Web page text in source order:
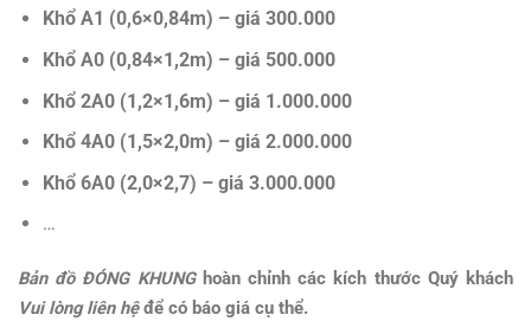
Khổ A1 (0,6×0,84m) – giá 300.000
KhổA0 (0,84×1,2m) – giá 500.000
Khổ2A0 (1,2×1,6m) – giá 1.000.000
Khổ4A0 (1,5×2,0m) – giá 2.000.000
Khổ6A0 (2,0×2,7) – giá 3.000.000
…
Bản đồ ĐÓNG KHUNGhoàn chỉnh các kích thước Quý khách
Vui lòng liên hệđể có báo giá cụ thể.